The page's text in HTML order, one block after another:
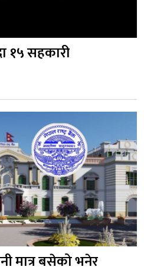
१५ सहकारी
मात्र बसेको भनेर